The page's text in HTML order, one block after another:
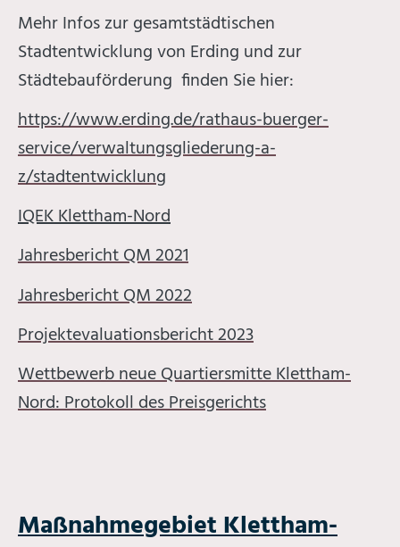
Mehr Infos zur gesamtstädtischen
Stadtentwicklung von Erding und zur
Städtebauförderung finden Sie hier:
https://www.erding.de/rathaus-buerger-
service/verwaltungsgliederung-a-
z/stadtentwicklung
IQEK Klettham-Nord
Jahresbericht QM 2021
Jahresbericht QM 2022
Projektevaluationsbericht 2023
Wettbewerb neue Quartiersmitte Klettham-
Nord: Protokoll des Preisgerichts
Maßnahmegebiet Klettham-